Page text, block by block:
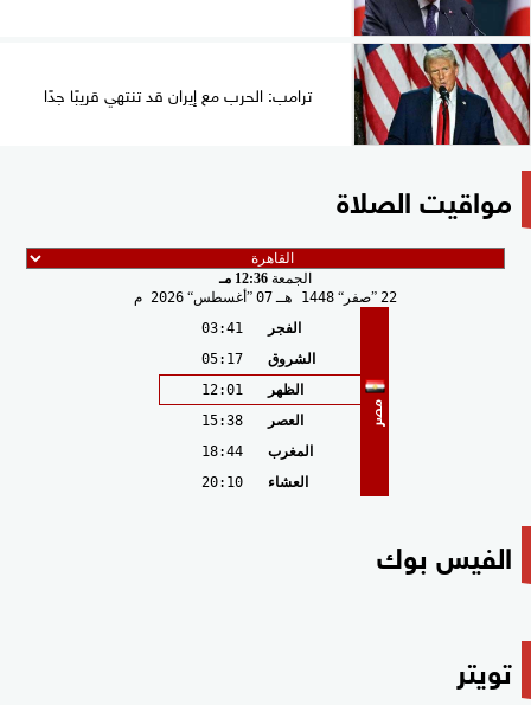
ترامب: الحرب مع إيران قد تنتهي قريبًا جدًا
مواقيت الصلاة
الجمعة 12:36 مـ
22
صفر 1448 هـ 07 أغسطس 2026 م
مصر
الفجر
03:41
الشروق
05:17
الظهر
12:01
العصر
15:38
المغرب
18:44
العشاء
20:10
الفيس بوك
تويتر